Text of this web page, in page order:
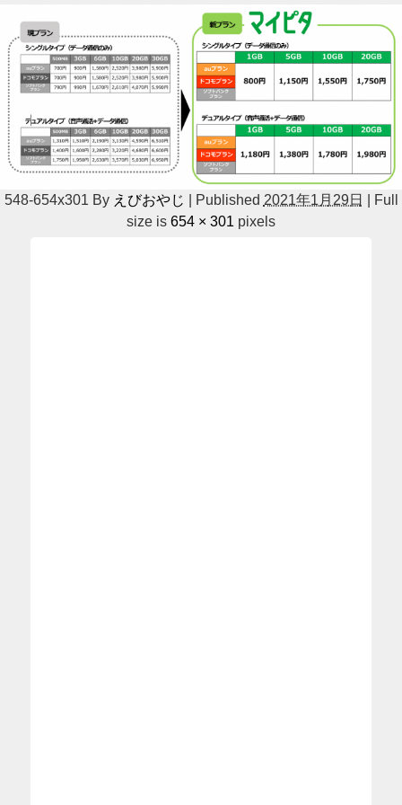
548-654x301 By えびおやじ Published 2021年1月29日
Full
size is 654 × 301 pixels